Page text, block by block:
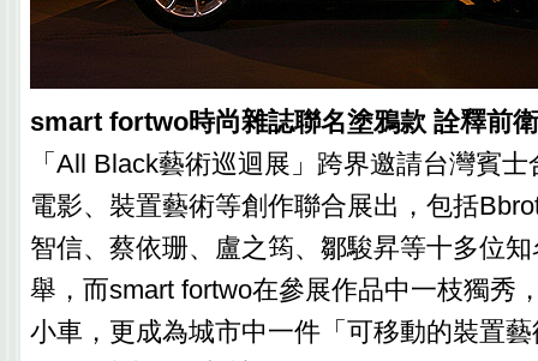
smart fortwo時尚雜誌聯名塗鴉款 詮釋前
「All Black藝術巡迴展」跨界邀請台灣賓
電影、裝置藝術等創作聯合展出，包括
智信、蔡依珊、盧之筠、鄒駿昇等十多位
舉，而smart fortwo在參展作品中一枝獨秀
小車，更成為城市中一件「可移動的裝置